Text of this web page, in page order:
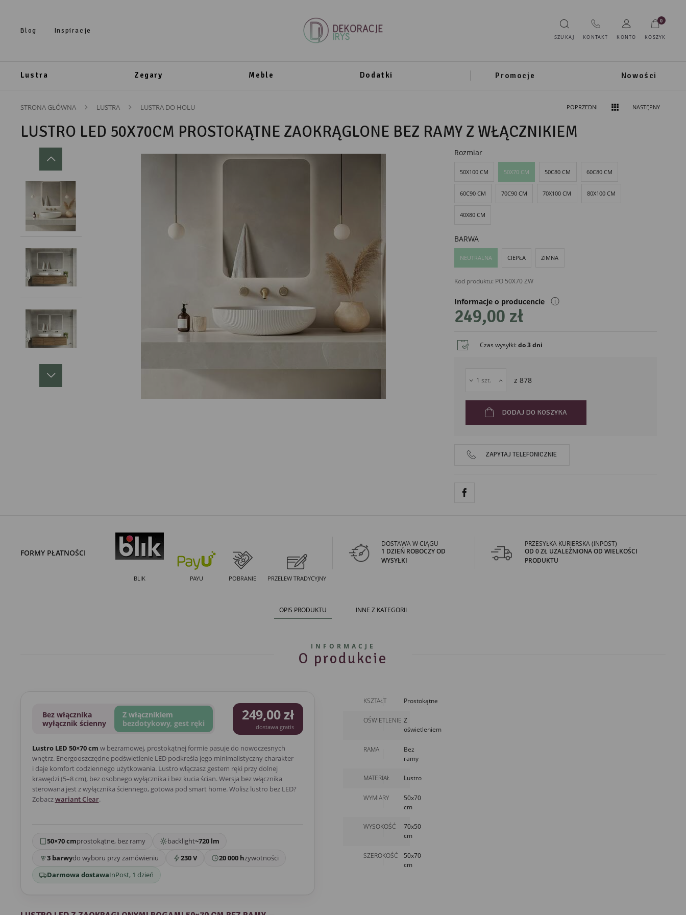
Blog Inspiracje
SZUKAJ KONTAKT KONTO KOSZYK
0
Lustra Zegary Meble Dodatki Promocje Nowości
STRONA GŁÓWNA LUSTRA LUSTRA DO HOLU POPRZEDNI NASTĘPNY
LUSTRO LED 50X70CM PROSTOKĄTNE ZAOKRĄGLONE BEZ RAMY Z WŁĄCZNIKIEM
Rozmiar
50X100 CM 50X70 CM 50C80 CM 60C80 CM
60C90 CM 70C90 CM 70X100 CM 80X100 CM
40X80 CM
BARWA
NEUTRALNA CIEPŁA ZIMNA
Kod produktu: PO 50X70 ZW
Informacje o producencie
PRODUCENT
DekoracjeIrys.pl Paweł Ćwikliński
ⓘ
249,00 zł
Czas wysyłki:do 3 dni
z 878
DODAJ DO KOSZYKA
ZAPYTAJ TELEFONICZNIE
FORMY PŁATNOŚCI
BLIK PAYU POBRANIE PRZELEW TRADYCYJNY
DOSTAWA W CIĄGU
1 DZIEŃ ROBOCZY OD
WYSYŁKI
PRZESYŁKA KURIERSKA (INPOST)
OD 0 ZŁ UZALEŻNIONA OD WIELKOŚCI
PRODUKTU
OPIS PRODUKTU INNE Z KATEGORII
INFORMACJE
O produkcie
Bez włącznika
wyłącznik ścienny
Z włącznikiem
bezdotykowy, gest ręki
249,00 zł
dostawa gratis
Lustro LED 50×70 cm w bezramowej, prostokątnej formie pasuje do nowoczesnych
wnętrz. Energooszczędne podświetlenie LED podkreśla jego minimalistyczny charakter
i daje komfort codziennego użytkowania. Lustro włączasz gestem ręki przy dolnej
krawędzi (5–8 cm), bez osobnego wyłącznika i bez kucia ścian. Wersja bez włącznika
sterowana jest z wyłącznika ściennego, gotowa pod smart home. Wolisz lustro bez LED?
Zobaczwariant Clear.
50×70 cmprostokątne, bez ramy backlight~720 lm
3 barwydo wyboru przy zamówieniu 230 V 20 000 hżywotności
Darmowa dostawaInPost, 1 dzień
KSZTAŁT Prostokątne
OŚWIETLENIE Z
oświetleniem
RAMA
Bez
ramy
MATERIAŁ Lustro
WYMIARY
50x70
cm
WYSOKOŚĆ
70x50
cm
SZEROKOŚĆ
50x70
cm